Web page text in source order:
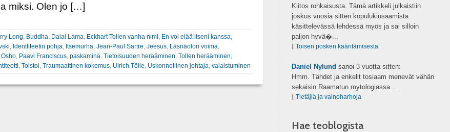
miksi. Olen jo […]
Long Buddha Dalai Lama Eckhart Tollen vanha nimi En voi elää itseni kanssa
Identtiteetin pohja Itsemurha Jean-Paul Sartre Jeesus, Läsnäolon voima
Osho, Paavi Franciscus, paskaminä Tietoisuuden herääminen Tollen herääminen
Tolstoi Traumaattinen kokemus, Ulrich Tölle Uskonnollinen johtaja valaistuminen
Kiitos rohkaisusta. Tämä artikkeli julkaistiin
joskus vuosia sitten kopulukiusaamista
käsittelevässä lehdessä myös ja sai silloin
paljon hyvä�...
Toisen posken kääntämisestä
Daniel Nylund sanoi 3 vuotta sitten:
Hmm. Tähdet ja enkelit tosiaam menevät vähän
sekaisin Raamatun mytologiassa....
Tietäjiä ja vainoharhoja
Hae teoblogista